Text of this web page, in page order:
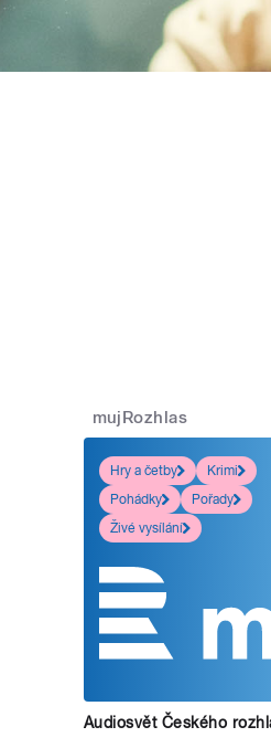
mujRozhlas
Hry a četby
Krimi
Pohádky
Pořady
Živé vysílání
Audiosvět Českého